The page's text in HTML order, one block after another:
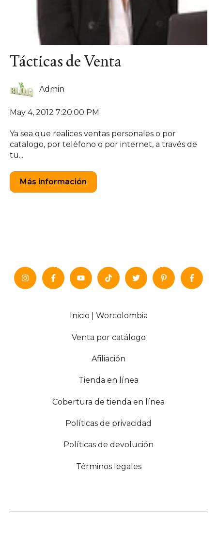
Tácticas de Venta
Admin
May 4, 2012 7:20:00 PM
Ya sea que realices ventas personales o por
catalogo, por teléfono o por internet, a través de
tu...
Más información
Inicio | Worcolombia
Venta por catálogo
Afiliación
Tienda en línea
Cobertura de tienda en línea
Políticas de privacidad
Políticas de devolución
Términos legales